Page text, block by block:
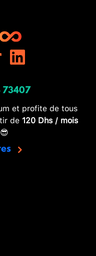
73407
et profite de tous
de 120 Dhs / mois